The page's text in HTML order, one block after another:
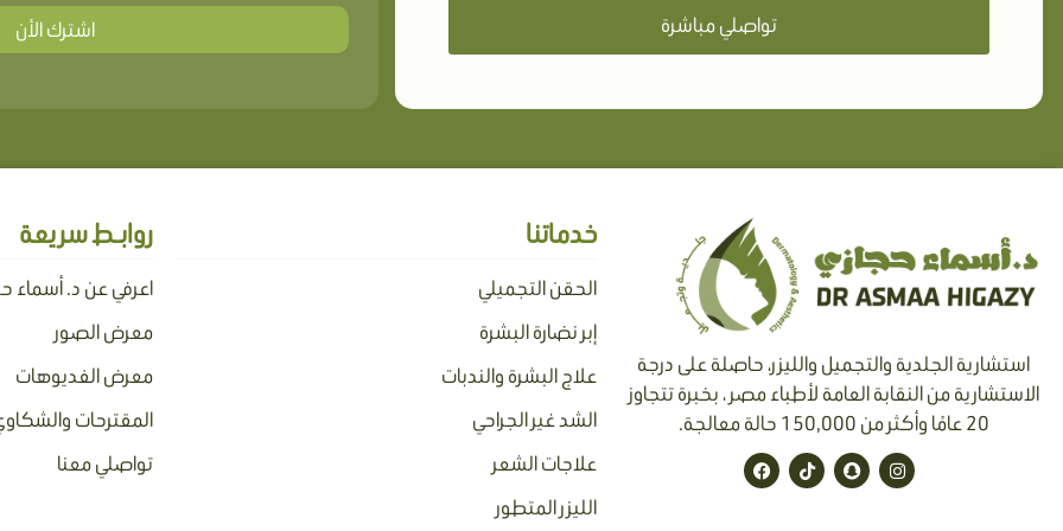
تواصلي مباشرة اشترك الأن
استشارية الجلدية والتجميل والليزر، حاصلة على درجة
الاستشارية من النقابة العامة لأطباء مصر ، بخبرة تتجاوز
20 عامًا وأكثر من 150,000 حالة معالجة.
I
n
s
S
n
a
T
i
k
F
a
c
خدماتنا
الحقن التجميلي
إبر نضارة البشرة
علاج البشرة والندبات
الشد غير الجراحي
علاجات الشعر
الليزر المتطور
روابـط سريعة
اعرفي عن د. أسماء
معرض الصور
معرض الفديوهات
المقترحات
تواصلي معنا